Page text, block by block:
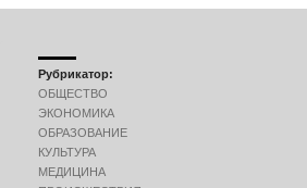
Рубрикатор:
ОБЩЕСТВО
ЭКОНОМИКА
ОБРАЗОВАНИЕ
КУЛЬТУРА
МЕДИЦИНА